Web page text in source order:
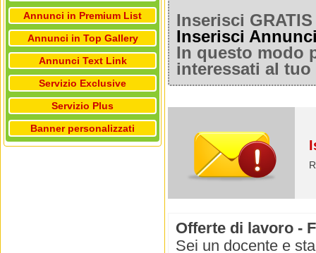
Annunci in Premium List
Annunci in Top Gallery
Annunci Text Link
Servizio Exclusive
Servizio Plus
Banner personalizzati
Inserisci
Inserisci
In questo modo
interessati al
Offerte di lavoro -
Sei un docente e